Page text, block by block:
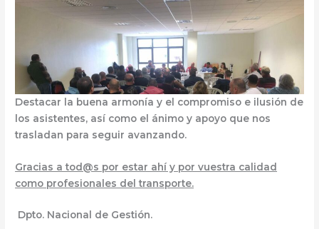
Destacar la buena armonía y el compromiso e ilusión de
los asistentes, así como el ánimo y apoyo que nos
trasladan para seguir avanzando.
Gracias a tod@s por estar ahí y por vuestra calidad
como profesionales del transporte.
Dpto. Nacional de Gestión.